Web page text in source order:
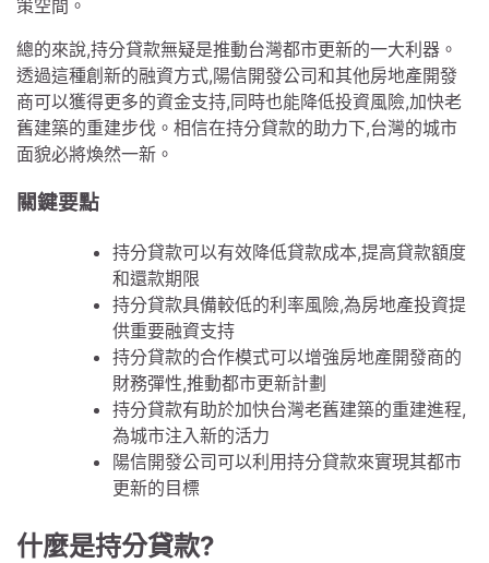
策空間。
總的來說,持分貸款無疑是推動台灣都市更新的一大利器。
透過這種創新的融資方式,陽信開發公司和其他房地產開發
商可以獲得更多的資金支持,同時也能降低投資風險,加快老
舊建築的重建步伐。相信在持分貸款的助力下,台灣的城市
面貌必將煥然一新。
關鍵要點
持分貸款可以有效降低貸款成本,提高貸款額度
和還款期限
持分貸款具備較低的利率風險,為房地產投資提
供重要融資支持
持分貸款的合作模式可以增強房地產開發商的
財務彈性,推動都市更新計劃
持分貸款有助於加快台灣老舊建築的重建進程,
為城市注入新的活力
陽信開發公司可以利用持分貸款來實現其都市
更新的目標
什麼是持分貸款?